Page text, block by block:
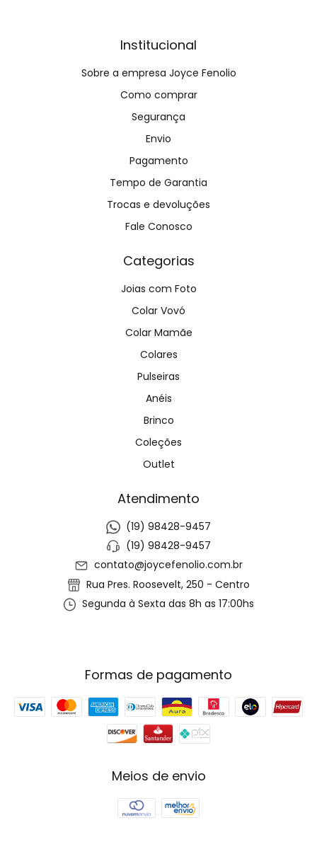
Institucional
Sobre a empresa Joyce Fenolio
Como comprar
Segurança
Envio
Pagamento
Tempo de Garantia
Trocas e devoluções
Fale Conosco
Categorias
Joias com Foto
Colar Vovó
Colar Mamãe
Colares
Pulseiras
Anéis
Brinco
Coleções
Outlet
Atendimento
(19) 98428-9457
(19) 98428-9457
contato@joycefenolio.com.br
Rua Pres. Roosevelt, 250 - Centro
Segunda à Sexta das 8h as 17:00hs
Formas de pagamento
Meios de envio